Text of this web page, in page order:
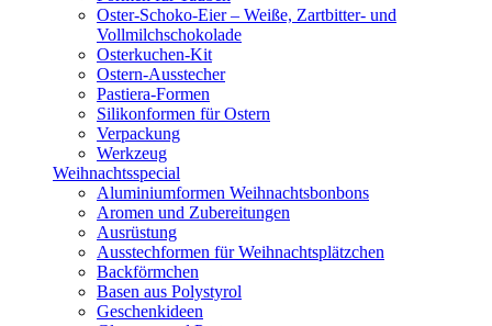
Oster-Schoko-Eier – Weiße, Zartbitter- und
Vollmilchschokolade
Osterkuchen-Kit
Ostern-Ausstecher
Pastiera-Formen
Silikonformen für Ostern
Verpackung
Werkzeug
Weihnachtsspecial
Aluminiumformen Weihnachtsbonbons
Aromen und Zubereitungen
Ausrüstung
Ausstechformen für Weihnachtsplätzchen
Backförmchen
Basen aus Polystyrol
Geschenkideen